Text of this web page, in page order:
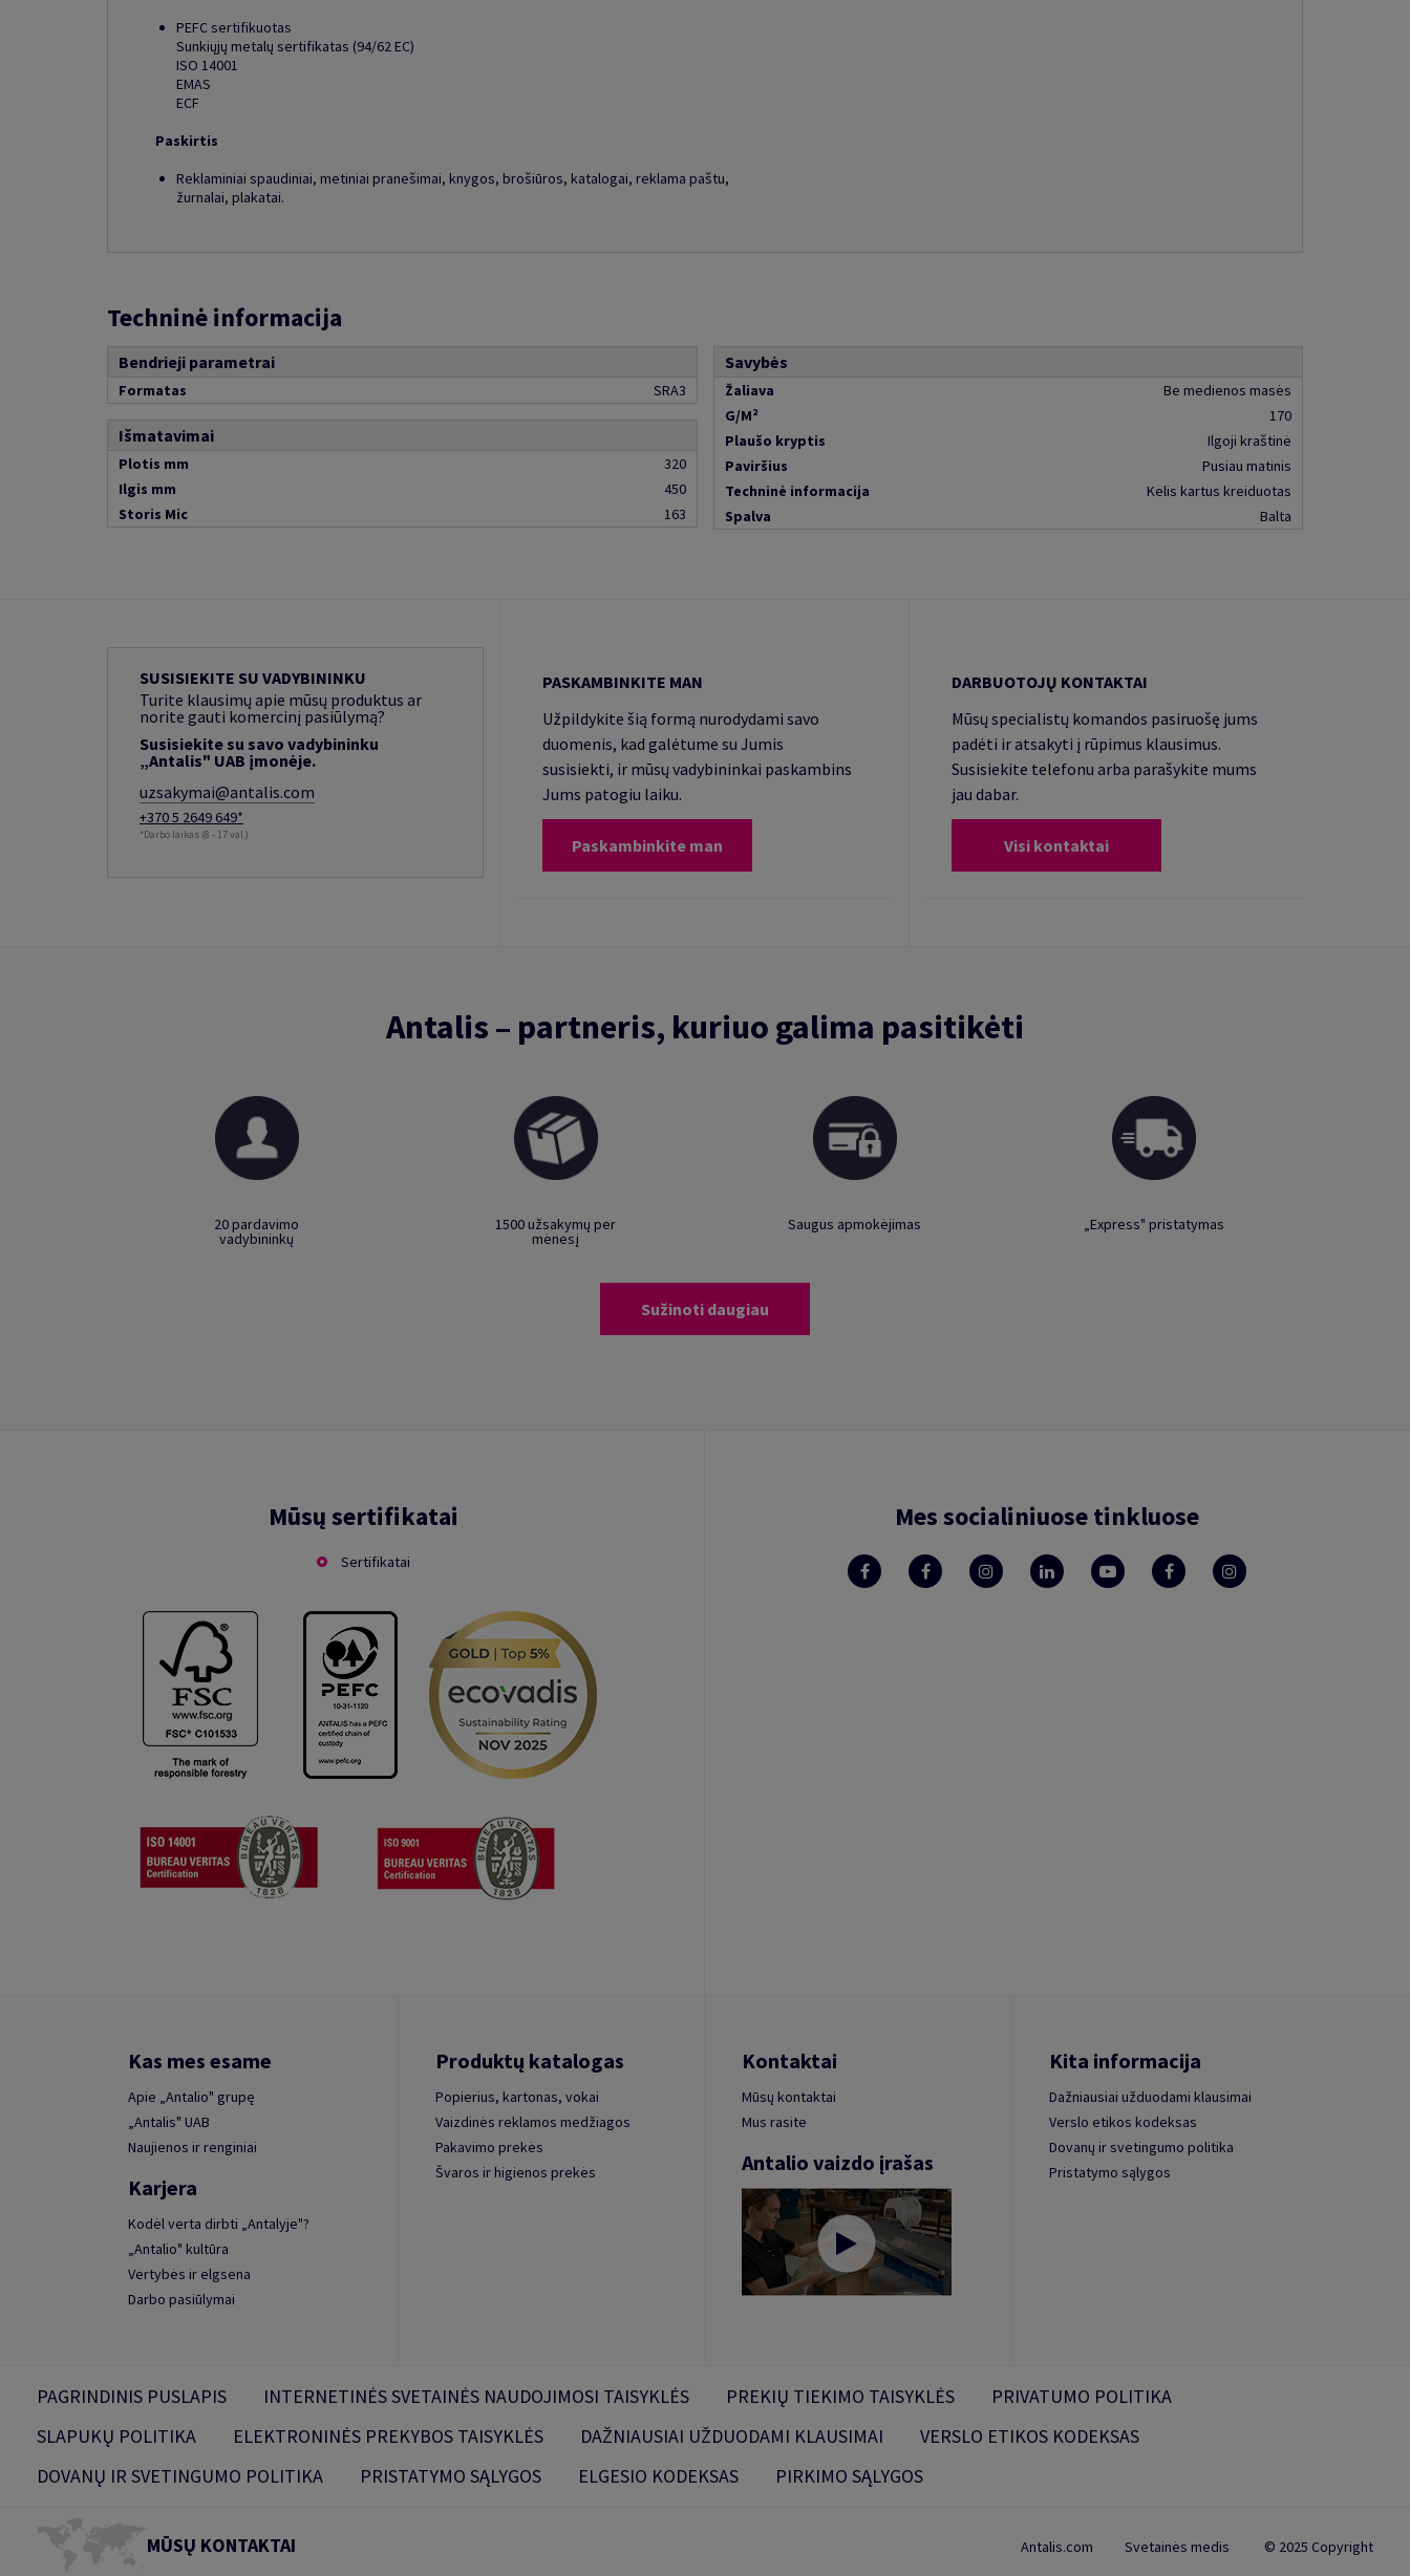
PEFC sertifikuotas
Sunkiųjų metalų sertifikatas (94/62 EC)
ISO 14001
EMAS
ECF
Paskirtis
Reklaminiai spaudiniai, metiniai pranešimai, knygos, brošiūros, katalogai, reklama paštu,
žurnalai, plakatai.
Techninė informacija
Bendrieji parametrai
Formatas SRA3
Išmatavimai
Plotis mm
320
Ilgis mm
450
Storis Mic
163
Savybės
Žaliava
Be medienos masės
G/M²
170
Plaušo kryptis
Ilgoji kraštinė
Paviršius
Pusiau matinis
Techninė informacija
Kelis kartus kreiduotas
Spalva
Balta
SUSISIEKITE SU VADYBININKU
Turite klausimų apie mūsų produktus ar
norite gauti komercinį pasiūlymą?
Susisiekite su savo vadybininku
„Antalis" UAB įmonėje.
uzsakymai@antalis.com
+370 5 2649 649*
*Darbo laikas (8 - 17 val.)
PASKAMBINKITE MAN
Užpildykite šią formą nurodydami savo
duomenis, kad galėtume su Jumis
susisiekti, ir mūsų vadybininkai paskambins
Jums patogiu laiku.
Paskambinkite man
DARBUOTOJŲ KONTAKTAI
Mūsų specialistų komandos pasiruošę jums
padėti ir atsakyti į rūpimus klausimus.
Susisiekite telefonu arba parašykite mums
jau dabar.
Visi kontaktai
Antalis – partneris, kuriuo galima pasitikėti
20 pardavimo
vadybininkų
1500 užsakymų per
mėnesį
Saugus apmokėjimas „Express" pristatymas
Sužinoti daugiau
Mūsų sertifikatai
Sertifikatai
Mes socialiniuose tinkluose
Kas mes esame
Apie „Antalio" grupę
„Antalis" UAB
Naujienos ir renginiai
Karjera
Kodėl verta dirbti „Antalyje"?
„Antalio" kultūra
Vertybės ir elgsena
Darbo pasiūlymai
Produktų katalogas
Popierius, kartonas, vokai
Vaizdinės reklamos medžiagos
Pakavimo prekės
Švaros ir higienos prekės
Kontaktai
Mūsų kontaktai
Mus rasite
Antalio vaizdo įrašas
Kita informacija
Dažniausiai užduodami klausimai
Verslo etikos kodeksas
Dovanų ir svetingumo politika
Pristatymo sąlygos
PAGRINDINIS PUSLAPIS INTERNETINĖS SVETAINĖS NAUDOJIMOSI TAISYKLĖS PREKIŲ TIEKIMO TAISYKLĖS
PRIVATUMO POLITIKA
SLAPUKŲ POLITIKA
ELEKTRONINĖS PREKYBOS TAISYKLĖS DAŽNIAUSIAI UŽDUODAMI KLAUSIMAI
VERSLO ETIKOS KODEKSAS
DOVANŲ IR SVETINGUMO POLITIKA
PRISTATYMO SĄLYGOS ELGESIO KODEKSAS PIRKIMO SĄLYGOS
MŪSŲ KONTAKTAI Antalis.com Svetainės medis © 2025 Copyright